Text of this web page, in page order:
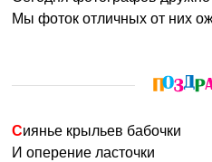
Мы фоток отличных от них
Сиянье крыльев бабочки
И оперение ласточки